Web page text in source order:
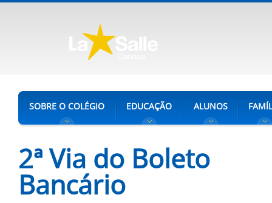
SOBRE O COLÉGIO EDUCAÇÃO ALUNOS
2ª Via do Boleto
Bancário